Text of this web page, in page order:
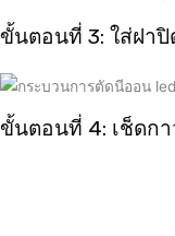
ขั้นตอนที่ 3: ใส่ฝา
ขั้นตอนที่ 4: เช็ดก